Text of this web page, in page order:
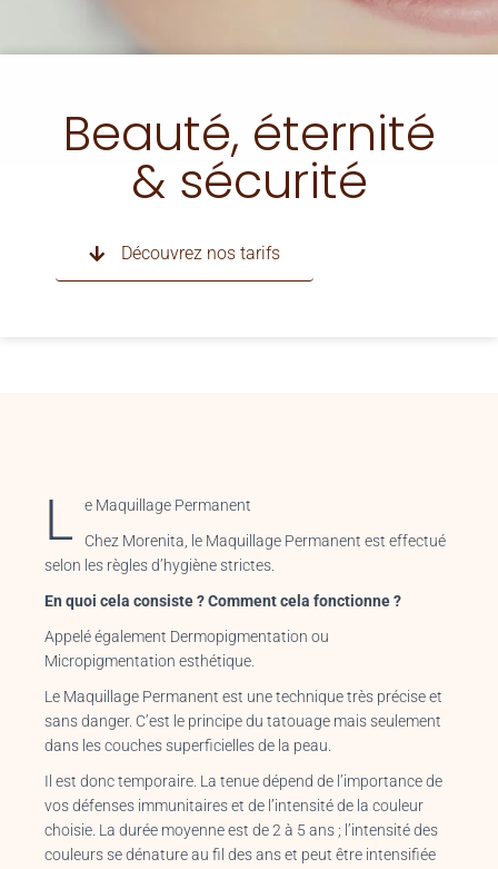
Beauté, éternité
& sécurité
Découvrez nos tarifs
L
e Maquillage Permanent
Chez Morenita, le Maquillage Permanent est effectué
selon les règles d’hygiène strictes.
En quoi cela consiste ? Comment cela fonctionne ?
Appelé également Dermopigmentation ou
Micropigmentation esthétique.
Le Maquillage Permanent est une technique très précise et
sans danger. C’est le principe du tatouage mais seulement
dans les couches superficielles de la peau.
Il est donc temporaire. La tenue dépend de l’importance de
vos défenses immunitaires et de l’intensité de la couleur
choisie. La durée moyenne est de 2 à 5 ans ; l’intensité des
couleurs se dénature au fil des ans et peut être intensifiée